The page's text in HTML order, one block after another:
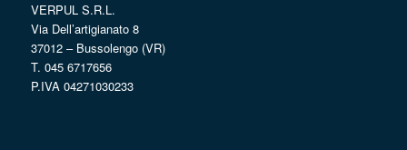
VERPUL S.R.L.
Via Dell’artigianato 8
37012 – Bussolengo (VR)
T. 045 6717656
P.IVA 04271030233